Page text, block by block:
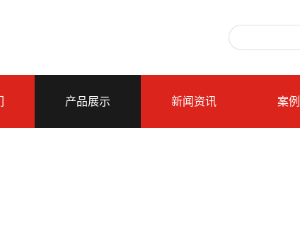
产品展示 新闻资讯 案